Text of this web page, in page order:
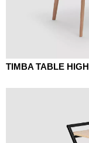
TIMBA TABLE HIGH